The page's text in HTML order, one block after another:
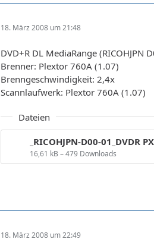
18. März 2008 um 21:48
DVD+R DL MediaRange (RICOHJPN
Brenner: Plextor 760A (1.07)
Brenngeschwindigkeit: 2,4x
Scannlaufwerk: Plextor 760A (1.07)
Dateien
16,61 kB – 479 Downloads
18. März 2008 um 22:49